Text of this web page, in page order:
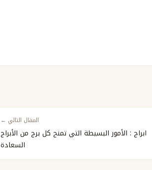
المقال التالي ←
ابراج : الأمور البسيطة التي تمنح كل برج من الأبراج
السعادة